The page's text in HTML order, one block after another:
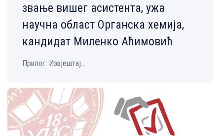
звање вишег асистента, ужа
научна област Органска хемија,
кандидат Миленко Аћимовић
Прилог: Извјештај...